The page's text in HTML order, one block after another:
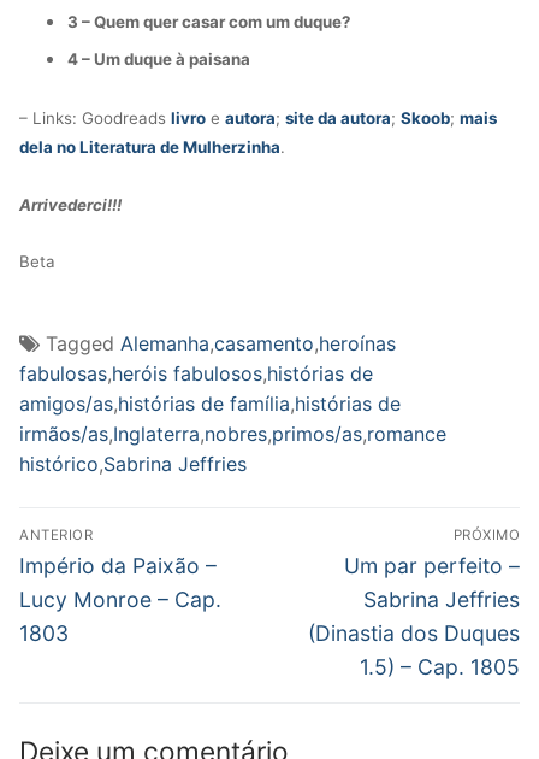
3 – Quem quer casar com um duque?
4 – Um duque à paisana
– Links: Goodreads livro e autora; site da autora; Skoob; mais
dela no Literatura de Mulherzinha.
Arrivederci!!!
Beta
Tagged Alemanha,casamento,heroínas
fabulosas,heróis fabulosos,histórias de
amigos/as,histórias de família,histórias de
irmãos/as,Inglaterra,nobres,primos/as,romance
histórico,Sabrina Jeffries
Navegação
de
Post
ANTERIOR
Post
anterior:
Império da Paixão –
Lucy Monroe – Cap.
1803
PRÓXIMO
Próximo
post:
Um par perfeito –
Sabrina Jeffries
(Dinastia dos Duques
1.5) – Cap. 1805
Deixe um comentário